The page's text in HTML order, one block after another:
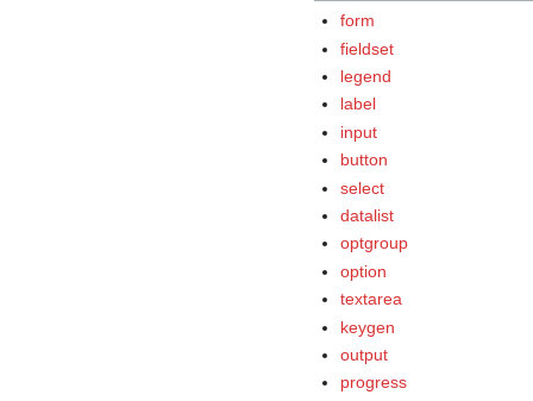
form
fieldset
legend
label
input
button
select
datalist
optgroup
option
textarea
keygen
output
progress